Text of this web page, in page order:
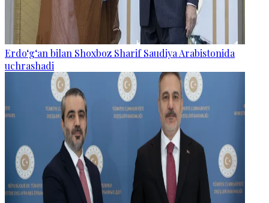
Erdo‘g‘an bilan Shoxboz Sharif Saudiya Arabistonida
uchrashadi